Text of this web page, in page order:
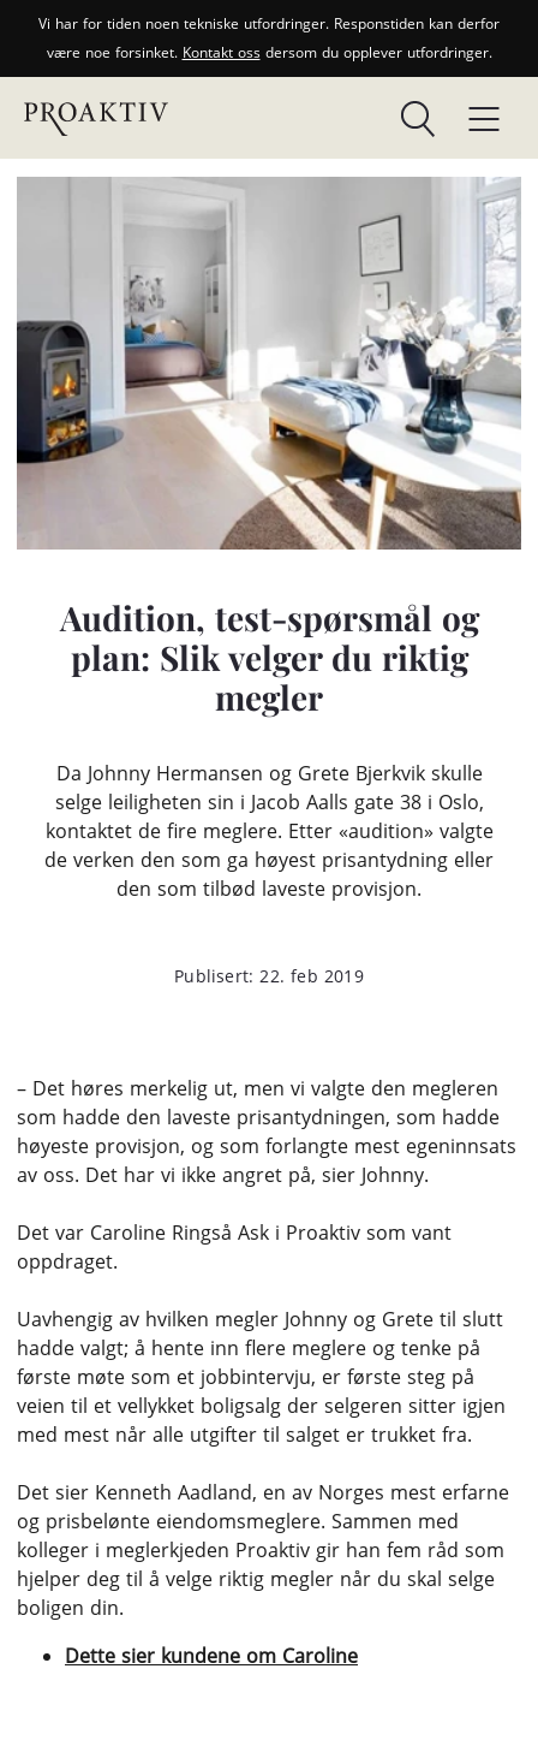
Vi har for tiden noen tekniske utfordringer. Responstiden kan derfor
være noe forsinket. Kontakt ossdersom du opplever utfordringer.
Audition, test-spørsmål og
plan: Slik velger du riktig
megler
Da Johnny Hermansen og Grete Bjerkvik skulle
selge leiligheten sin i Jacob Aalls gate 38 i Oslo,
kontaktet de fire meglere. Etter «audition» valgte
de verken den som ga høyest prisantydning eller
den som tilbød laveste provisjon.
Publisert: 22. feb 2019
– Det høres merkelig ut, men vi valgte den megleren
som hadde den laveste prisantydningen, som hadde
høyeste provisjon, og som forlangte mest egeninnsats
av oss. Det har vi ikke angret på, sier Johnny.
Det var Caroline Ringså Ask i Proaktiv som vant
oppdraget.
Uavhengig av hvilken megler Johnny og Grete til slutt
hadde valgt; å hente inn flere meglere og tenke på
første møte som et jobbintervju, er første steg på
veien til et vellykket boligsalg der selgeren sitter igjen
med mest når alle utgifter til salget er trukket fra.
Det sier Kenneth Aadland, en av Norges mest erfarne
og prisbelønte eiendomsmeglere. Sammen med
kolleger i meglerkjeden Proaktiv gir han fem råd som
hjelper deg til å velge riktig megler når du skal selge
boligen din.
Dette sier kundene om Caroline